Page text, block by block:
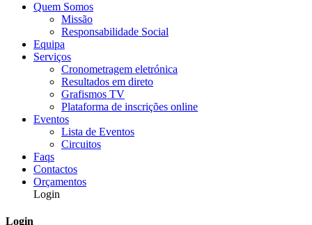
Quem Somos
Missão
Responsabilidade Social
Equipa
Serviços
Cronometragem eletrónica
Resultados em direto
Grafismos TV
Plataforma de inscrições online
Eventos
Lista de Eventos
Circuitos
Faqs
Contactos
Orçamentos
Login
Login